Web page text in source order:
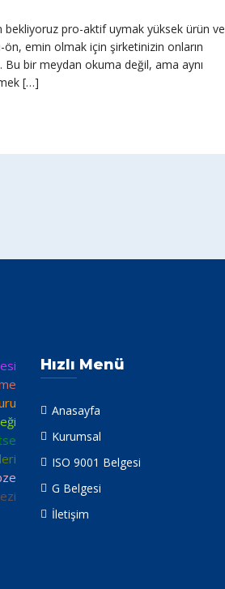
bekliyoruz pro-aktif uymak yüksek ürün ve
emin olmak için şirketinizin onların
Bu bir meydan okuma değil, ama aynı
[…]
Hızlı Menü
Anasayfa
Kurumsal
ISO 9001 Belgesi
G Belgesi
İletişim